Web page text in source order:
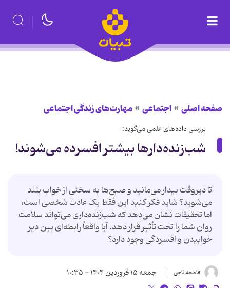
صفحه اصلی اجتماعی مهارت‌های زندگی اجتماعی
بررسی داده‌های علمی می‌گوید:
شب‌زنده‌دارها بیشتر افسرده می‌شوند!
تا دیروقت بیدار می‌مانید و صبح‌ها به سختی از خواب بلند
می‌شوید؟ شاید فکر کنید این فقط یک عادت شخصی است،
اما تحقیقات نشان می‌دهد که شب‌زنده‌داری می‌تواند سلامت
روان شما را تحت تأثیر قرار دهد. آیا واقعاً رابطه‌ای بین دیر
خوابیدن و افسردگی وجود دارد؟
فاطمه ناجی جمعه ۱۵ فروردین ۱۴۰۴ - ۱۰:۳۵